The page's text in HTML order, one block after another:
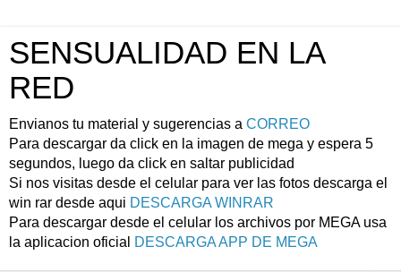
SENSUALIDAD EN LA
RED
Envianos tu material y sugerencias a CORREO
Para descargar da click en la imagen de mega y espera 5
segundos, luego da click en saltar publicidad
Si nos visitas desde el celular para ver las fotos descarga el
win rar desde aqui DESCARGA WINRAR
Para descargar desde el celular los archivos por MEGA usa
la aplicacion oficial
DESCARGA APP DE MEGA